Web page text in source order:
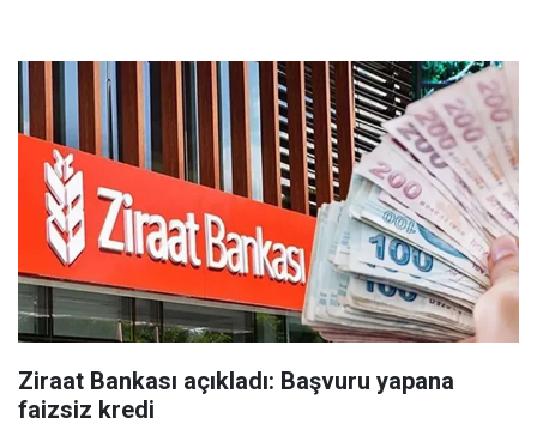
Ziraat Bankası açıkladı: Başvuru yapana
faizsiz kredi